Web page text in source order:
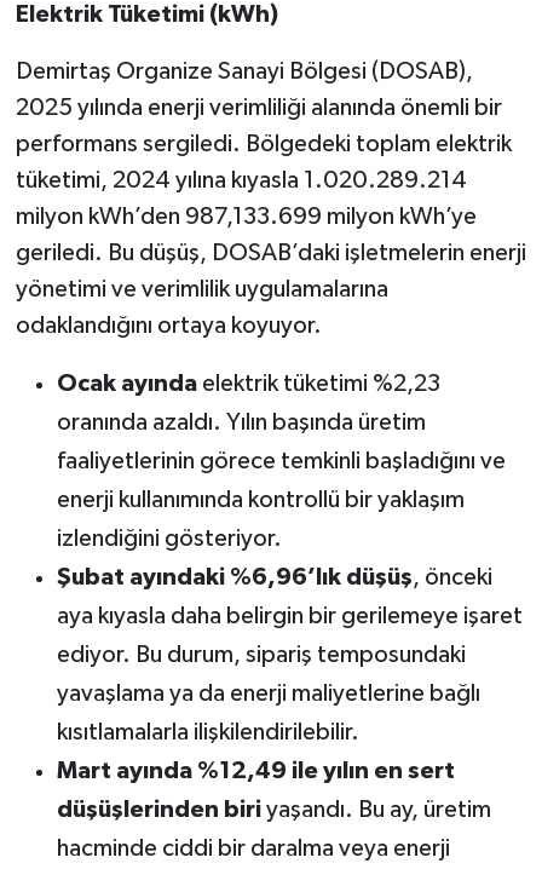
Elektrik Tüketimi (kWh)
Demirtaş Organize Sanayi Bölgesi (DOSAB),
2025 yılında enerji verimliliği alanında önemli bir
performans sergiledi. Bölgedeki toplam elektrik
tüketimi, 2024 yılına kıyasla 1.020.289.214
milyon kWh’den 987,133.699 milyon kWh’ye
geriledi. Bu düşüş, DOSAB’daki işletmelerin enerji
yönetimi ve verimlilik uygulamalarına
odaklandığını ortaya koyuyor.
Ocak ayındaelektrik tüketimi %2,23
oranında azaldı. Yılın başında üretim
faaliyetlerinin görece temkinli başladığını ve
enerji kullanımında kontrollü bir yaklaşım
izlendiğini gösteriyor.
Şubat ayındaki %6,96’lık düşüş, önceki
aya kıyasla daha belirgin bir gerilemeye işaret
ediyor. Bu durum, sipariş temposundaki
yavaşlama ya da enerji maliyetlerine bağlı
kısıtlamalarla ilişkilendirilebilir.
Mart ayında %12,49 ile yılın en sert
düşüşlerinden biriyaşandı. Bu ay, üretim
hacminde ciddi bir daralma veya enerji